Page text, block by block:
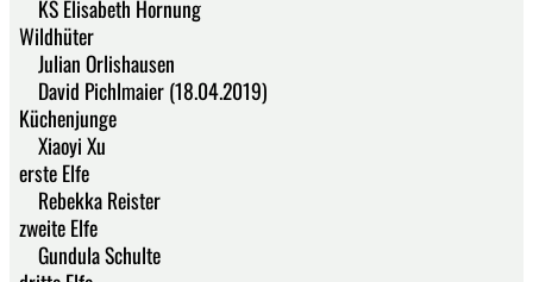
KS Elisabeth Hornung
Wildhüter
Julian Orlishausen
David Pichlmaier (18.04.2019)
Küchenjunge
Xiaoyi Xu
erste Elfe
Rebekka Reister
zweite Elfe
Gundula Schulte